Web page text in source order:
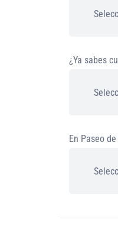
¿Ya sabes
En Paseo